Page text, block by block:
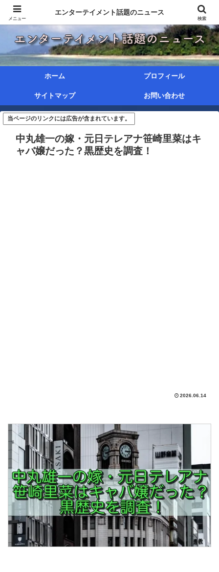
ホーム プロフィール
サイトマップ お問い合わせ
当ページのリンクには広告が含まれています。
中丸雄一の嫁・元日テレアナ笹崎里菜はキ
ャバ嬢だった？黒歴史を調査！
2026.06.14
メニュー
エンターテイメント話題のニュース
検索